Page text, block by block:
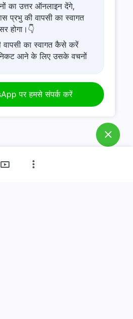
का उत्तर ऑनलाइन देंगे,
प्रभु की वापसी का स्वागत
होगा।👇
वापसी का स्वागत कैसे करें
आने के लिए उसके वचनों
अनुरोध है।
परमेश्वर में अपनी आस्था कैसे
पर हमसे संपर्क करें